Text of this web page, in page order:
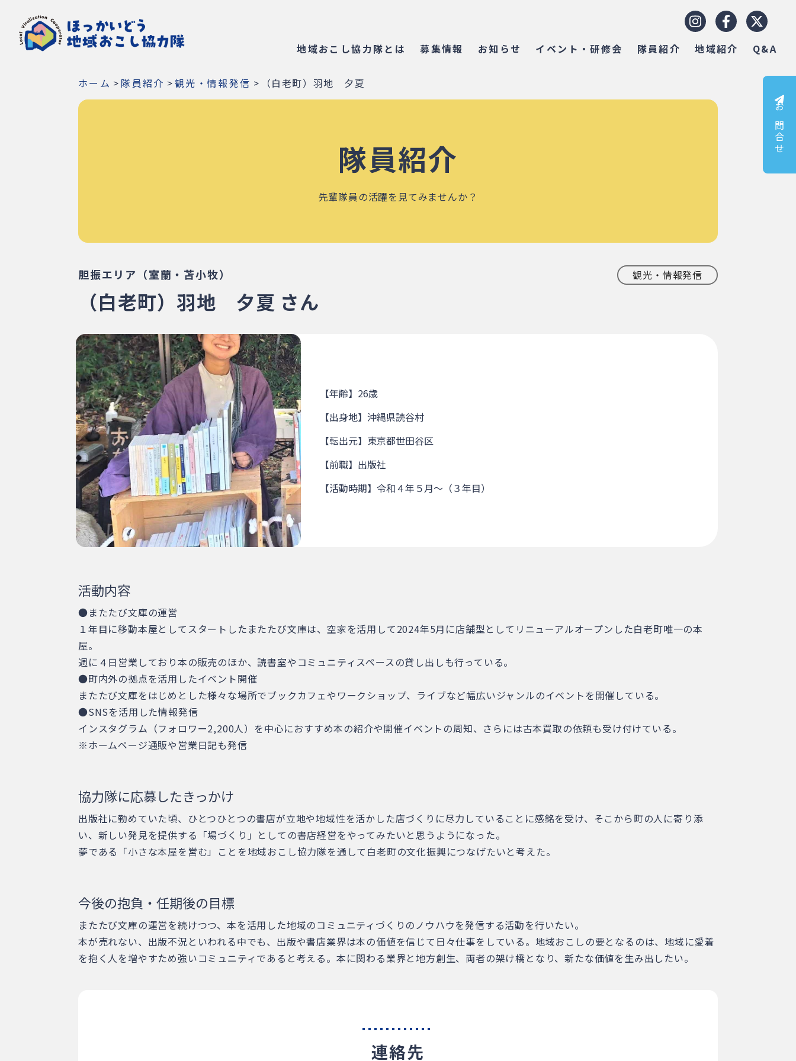
地域おこし協力隊とは 募集情報 お知らせ イベント・研修会 隊員紹介 地域紹介 Q&A
お問合せ
ホーム > 隊員紹介 >観光・情報発信 > （白老町）羽地 夕夏
隊員紹介
先輩隊員の活躍を見てみませんか？
胆振エリア（室蘭・苫小牧） 観光・情報発信
（白老町）羽地 夕夏 さん
【年齢】26歳
【出身地】沖縄県読谷村
【転出元】東京都世田谷区
【前職】出版社
【活動時期】令和４年５月～（３年目）
活動内容
●またたび文庫の運営
１年目に移動本屋としてスタートしたまたたび文庫は、空家を活用して2024年5月に店舗型としてリニューアルオープンした白老町唯一の本
屋。
週に４日営業しており本の販売のほか、読書室やコミュニティスペースの貸し出しも行っている。
●町内外の拠点を活用したイベント開催
またたび文庫をはじめとした様々な場所でブックカフェやワークショップ、ライブなど幅広いジャンルのイベントを開催している。
●SNSを活用した情報発信
インスタグラム（フォロワー2,200人）を中心におすすめ本の紹介や開催イベントの周知、さらには古本買取の依頼も受け付けている。
※ホームページ通販や営業日記も発信
協力隊に応募したきっかけ
出版社に勤めていた頃、ひとつひとつの書店が立地や地域性を活かした店づくりに尽力していることに感銘を受け、そこから町の人に寄り添
い、新しい発見を提供する「場づくり」としての書店経営をやってみたいと思うようになった。
夢である「小さな本屋を営む」ことを地域おこし協力隊を通して白老町の文化振興につなげたいと考えた。
今後の抱負・任期後の目標
またたび文庫の運営を続けつつ、本を活用した地域のコミュニティづくりのノウハウを発信する活動を行いたい。
本が売れない、出版不況といわれる中でも、出版や書店業界は本の価値を信じて日々仕事をしている。地域おこしの要となるのは、地域に愛着
を抱く人を増やすため強いコミュニティであると考える。本に関わる業界と地方創生、両者の架け橋となり、新たな価値を生み出したい。
連絡先